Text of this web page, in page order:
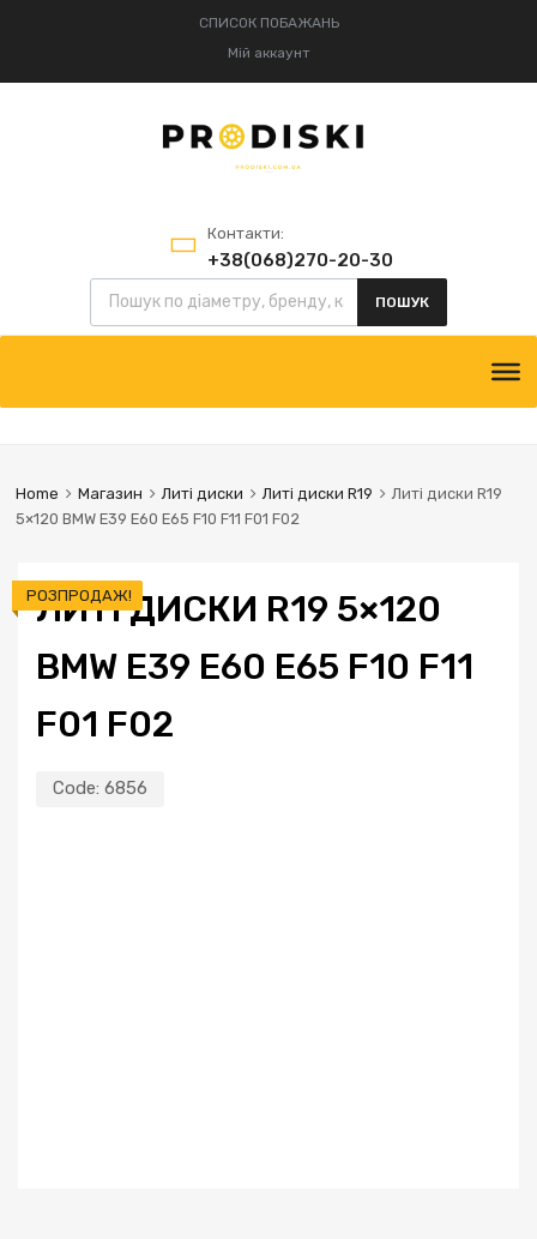
СПИСОК ПОБАЖАНЬ
Мій аккаунт
Контакти:
+38(068)270-20-30
+38(095)834-52-75
Пошук товарів
ПОШУК
content
Home Магазин Литі диски Литі диски R19
Литі диски R19
5×120 BMW E39 E60 E65 F10 F11 F01 F02
ЛИТІ ДИСКИ R19 5×120
BMW E39 E60 E65 F10 F11
F01 F02
Code: 6856
РОЗПРОДАЖ!